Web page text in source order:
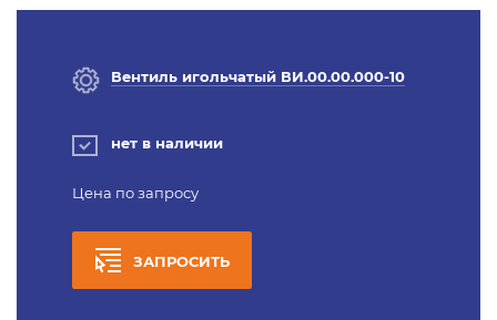
Вентиль игольчатый ВИ.00.00.000-10
нет в наличии
Цена по запросу
ЗАПРОСИТЬ